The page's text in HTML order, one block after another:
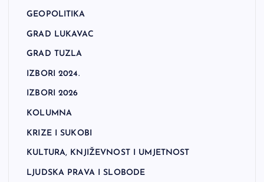
GEOPOLITIKA
GRAD LUKAVAC
GRAD TUZLA
IZBORI 2024.
IZBORI 2026
KOLUMNA
KRIZE I SUKOBI
KULTURA, KNJIŽEVNOST I UMJETNOST
LJUDSKA PRAVA I SLOBODE